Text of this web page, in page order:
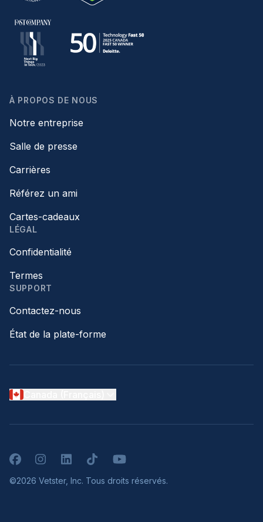
À PROPOS DE NOUS
Notre entreprise
Salle de presse
Carrières
Référez un ami
Cartes-cadeaux
LÉGAL
Confidentialité
Termes
SUPPORT
Contactez-nous
État de la plate-forme
FacebookInstagramLinkedInTikTokYouTube
©2026 Vetster, Inc. Tous droits réservés.